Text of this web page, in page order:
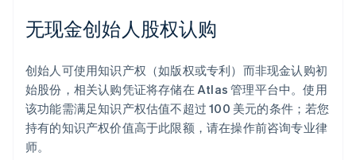
无现金创始人股权认购
创始人可使用知识产权（如版权或专利）而非现金认购初
始股份，相关认购凭证将存储在 Atlas 管理平台中。使用
该功能需满足知识产权估值不超过 100 美元的条件；若您
持有的知识产权价值高于此限额，请在操作前咨询专业律
师。